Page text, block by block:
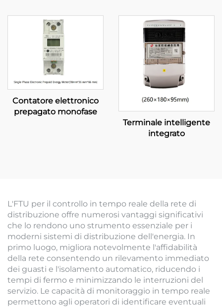
Contatore elettronico
prepagato monofase
Terminale intelligente
integrato
L'FTU per il controllo in tempo reale della rete di
distribuzione offre numerosi vantaggi significativi
che lo rendono uno strumento essenziale per i
moderni sistemi di distribuzione dell'energia. In
primo luogo, migliora notevolmente l'affidabilità
della rete consentendo un rilevamento immediato
dei guasti e l'isolamento automatico, riducendo i
tempi di fermo e minimizzando le interruzioni del
servizio. Le capacità di monitoraggio in tempo reale
permettono agli operatori di identificare eventuali